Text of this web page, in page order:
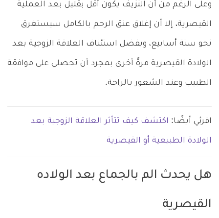
وعلى الرغم من أن النزيف يكون أقل بقليل بعد العملية
القيصرية، إلا أن إغلاق عنق الرحم بالكامل سيستغرق
نحو ستة أسابيع، ويفضل استئناف العلاقة الزوجية بعد
الولادة القيصرية مرةً أخرى بمجرد أن تحصلي على موافقة
الطبيب وعند الشعور بالراحة.
اقرئي أيضًا: اكتشف كيف تتأثر العلاقة الزوجية بعد
الولادة الطبيعية أو القيصرية
هل يحدث الم بالجماع بعد الولاده
القيصرية